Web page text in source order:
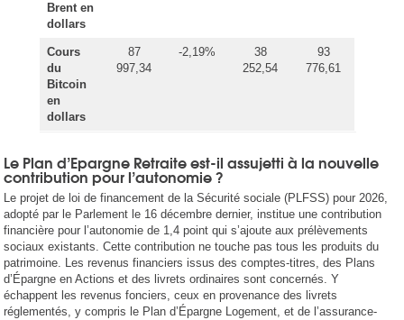
Brent en
dollars
Cours
du
Bitcoin
en
dollars
87
997,34
-2,19%
38
252,54
93
776,61
Le Plan d’Epargne Retraite est-il assujetti à la nouvelle
contribution pour l’autonomie ?
Le projet de loi de financement de la Sécurité sociale (PLFSS) pour 2026,
adopté par le Parlement le 16 décembre dernier, institue une contribution
financière pour l’autonomie de 1,4 point qui s’ajoute aux prélèvements
sociaux existants. Cette contribution ne touche pas tous les produits du
patrimoine. Les revenus financiers issus des comptes-titres, des Plans
d’Épargne en Actions et des livrets ordinaires sont concernés. Y
échappent les revenus fonciers, ceux en provenance des livrets
réglementés, y compris le Plan d’Épargne Logement, et de l’assurance-